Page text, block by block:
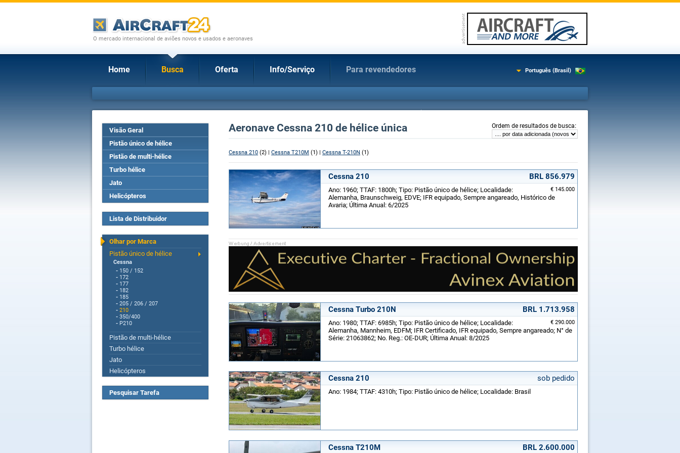
O mercado internacional de aviões novos e usados e aeronaves
Home Busca Oferta Info/Serviço Para revendedores Português (Brasil)
Visão Geral
Pistão único de hélice
Pistão de multi-hélice
Turbo hélice
Jato
Helicópteros
Lista de Distribuidor
Olhar por Marca
Pistão único de hélice
Cessna
- 150 / 152
- 172
- 177
- 182
- 185
- 205 / 206 / 207
- 210
- 350/400
- P210
Pistão de multi-hélice
Turbo hélice
Jato
Helicópteros
Pesquisar Tarefa
Ordem de resultados de busca:
Aeronave Cessna 210 de hélice única
Cessna 210 (2) | Cessna T210M (1) | Cessna T-210N (1)
Cessna 210 BRL 856.979
€ 145.000
Ano: 1960; TTAF: 1800h; Tipo: Pistão único de hélice; Localidade:
Alemanha, Braunschweig, EDVE; IFR equipado, Sempre angareado, Histórico de
Avaria; Última Anual: 6/2025
Cessna Turbo 210N BRL 1.713.958
€ 290.000
Ano: 1980; TTAF: 6985h; Tipo: Pistão único de hélice; Localidade:
Alemanha, Mannheim, EDFM; IFR Certificado, IFR equipado, Sempre angareado; N° de
Série: 21063862; No. Reg.: OE-DUR; Última Anual: 8/2025
Cessna 210 sob pedido
Ano: 1984; TTAF: 4310h; Tipo: Pistão único de hélice; Localidade: Brasil
Cessna T210M BRL 2.600.000